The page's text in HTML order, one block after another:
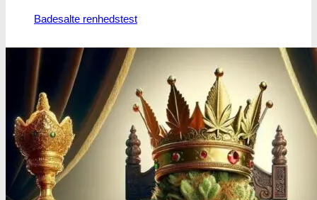
Badesalte renhedstest
LSD
LSD renhedstest
Benzodiazepiner
Benzoer renhedstest
GHB/Hætter